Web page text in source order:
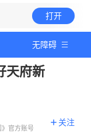
打开
无障碍
天府新
官方账号
关注